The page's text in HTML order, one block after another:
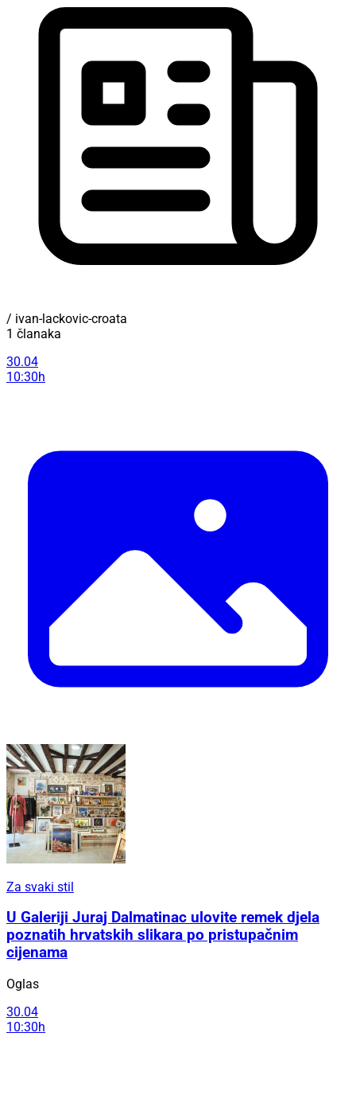
/ ivan-lackovic-croata
1 članaka
30.04
10:30h
Za svaki stil
U Galeriji Juraj Dalmatinac ulovite remek djela
poznatih hrvatskih slikara po pristupačnim
cijenama
Oglas
30.04
10:30h